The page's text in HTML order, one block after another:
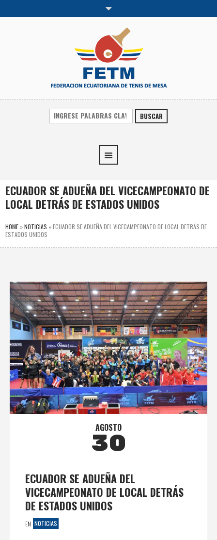
BUSCAR
ECUADOR SE ADUEÑA DEL VICECAMPEONATO DE
LOCAL DETRÁS DE ESTADOS UNIDOS
HOME »NOTICIAS »ECUADOR SE ADUEÑA DEL VICECAMPEONATO DE LOCAL DETRÁS DE
ESTADOS UNIDOS
AGOSTO
30
ECUADOR SE ADUEÑA DEL
VICECAMPEONATO DE LOCAL DETRÁS
DE ESTADOS UNIDOS
EN NOTICIAS